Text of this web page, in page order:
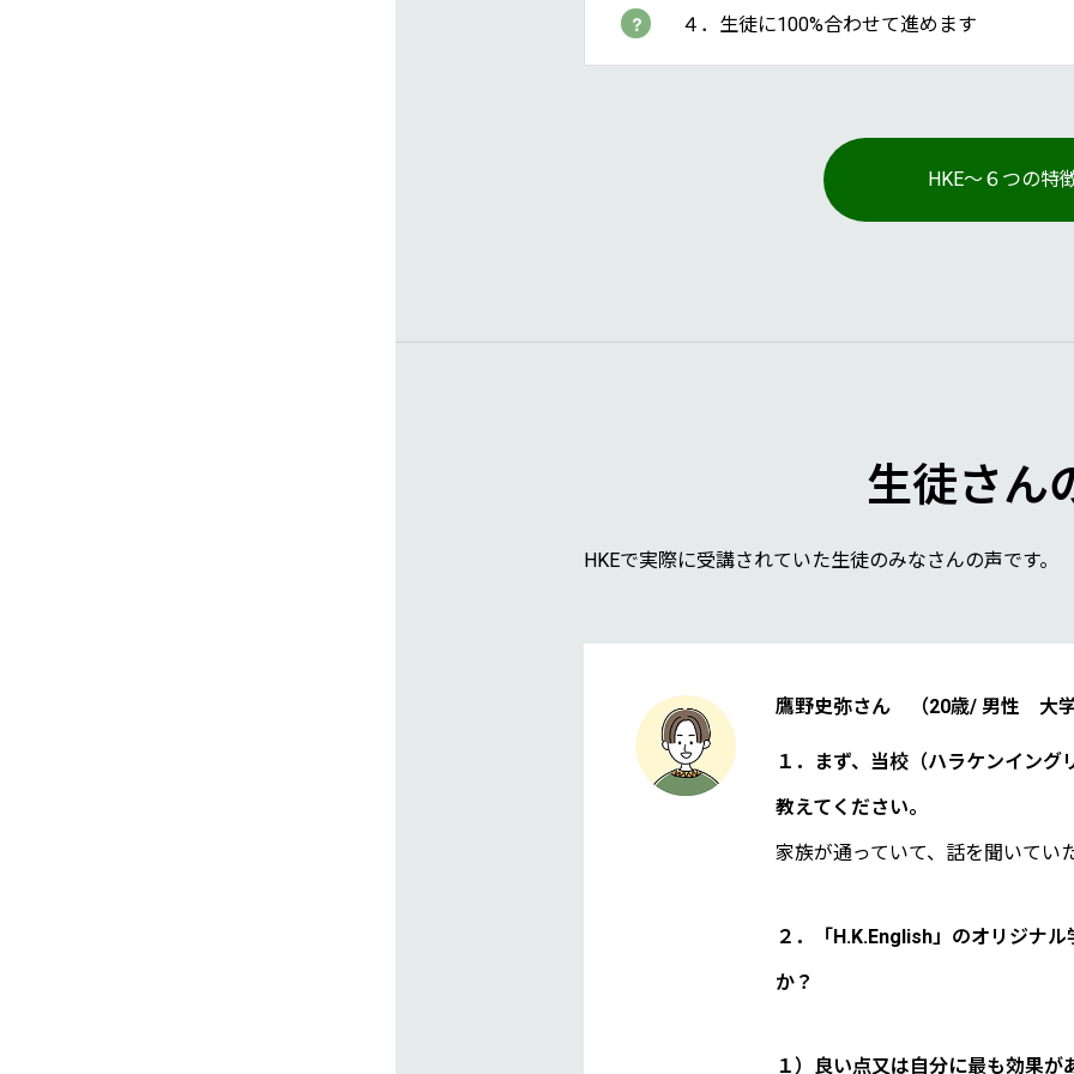
４．生徒に100%合わせて進めます
HKE～６つの特
生徒さん
HKEで実際に受講されていた生徒のみなさんの声です。
鷹野史弥さん （20歳/ 男性 大
１．まず、当校（ハラケンイン
教えてください。
家族が通っていて、話を聞いてい
２．「H.K.English」のオリジナ
か？
１）良い点又は自分に最も効果